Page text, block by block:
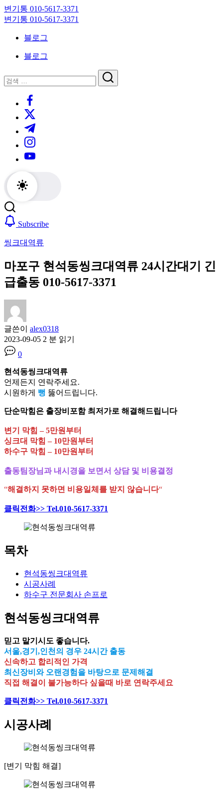
Skip
to
content
변기통 010-5617-3371
변
대
기
변기통 010-5617-3371
크
대
기
블로그
블로그
닫
기
검
검
https://www.facebook.com/
https://twitter.com/
https://t.me/
https://www.instagram.com/
https://youtube.com/
Subscribe
씽크대역류
마포구 현석동씽크대역류 24시간대기 긴
급출동 010-5617-3371
글쓴이 alex0318
2023-09-05 2 분 읽기
0
현석동씽크대역류
언제든지 연락주세요.
시원하게 뻥 뚫어드립니다.
단순막힘은 출장비포함 최저가로 해결해드립니다
변기 막힘 – 5만원부터
싱크대 막힘 – 10만원부터
하수구 막힘 – 10만원부터
출동팀장님과 내시경을 보면서 상담 및 비용결정
“해결하지 못하면 비용일체를 받지 않습니다“
클릭전화>> Tel.010-5617-3371
목차
현석동씽크대역류
시공사례
하수구 전문회사 손프로
현석동씽크대역류
믿고 맡기시도 좋습니다.
서울,경기,인천의 경우 24시간 출동
신속하고 합리적인 가격
최신장비와 오랜경험을 바탕으로 문제해결
직접 해결이 불가능하다 싶을때 바로 연락주세요
클릭전화>> Tel.010-5617-3371
시공사례
[변기 막힘 해결]